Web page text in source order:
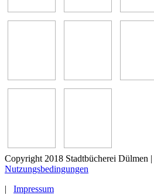
Copyright 2018 Stadtbücherei Dülmen |
Nutzungsbedingungen
| Impressum